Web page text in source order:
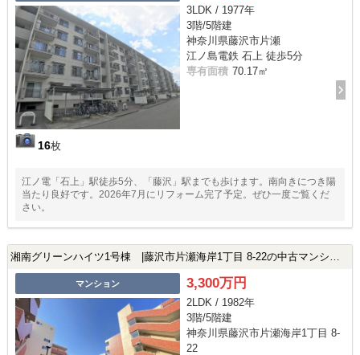
16枚
3LDK / 1977年
3階/5階建
神奈川県藤沢市片瀬
江ノ島電鉄 石上 徒歩5分
専有面積 70.17㎡
江ノ電「石上」駅徒歩5分、「藤沢」駅までも歩けます。南向きにつき陽
当たり良好です。2026年7月にリフォーム完了予定。ぜひ一度ご覧くだ
さい。
湘南グリーンハイツ1号棟 |藤沢市片瀬海岸1丁目 8-22の中古マンション
マンション 3,300万円
2LDK / 1982年
3階/5階建
神奈川県藤沢市片瀬海岸1丁目 8-
22